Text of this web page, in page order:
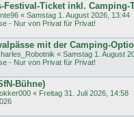
Festival-Ticket inkl. Camping-
« Samstag 1. August 2026, 13:44
- Nur von Privat für Privat!
mit der Camping-
« Samstag 1. August
- Nur von Privat für Privat!
Bühne)
« Freitag 31. Juli 2026, 14:58